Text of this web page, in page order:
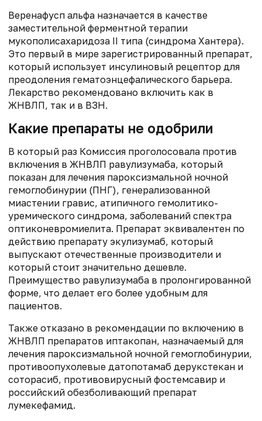
Веренафусп альфа назначается в качестве
заместительной ферментной терапии
мукополисахаридоза II типа (синдрома Хантера).
Это первый в мире зарегистрированный препарат,
который использует инсулиновый рецептор для
преодоления гематоэнцефалического барьера.
Лекарство рекомендовано включить как в
ЖНВЛП, так и в ВЗН.
Какие препараты не одобрили
В который раз Комиссия проголосовала против
включения в ЖНВЛП равулизумаба, который
показан для лечения пароксизмальной ночной
гемоглобинурии (ПНГ), генерализованной
миастении гравис, атипичного гемолитико-
уремического синдрома, заболеваний спектра
оптиконевромиелита. Препарат эквивалентен по
действию препарату экулизумаб, который
выпускают отечественные производители и
который стоит значительно дешевле.
Преимущество равулизумаба в пролонгированной
форме, что делает его более удобным для
пациентов.
Также отказано в рекомендации по включению в
ЖНВЛП препаратов иптакопан, назначаемый для
лечения пароксизмальной ночной гемоглобинурии,
противоопухолевые датопотамаб дерукстекан и
соторасиб, противовирусный фостемсавир и
российский обезболивающий препарат
лумекефамид.